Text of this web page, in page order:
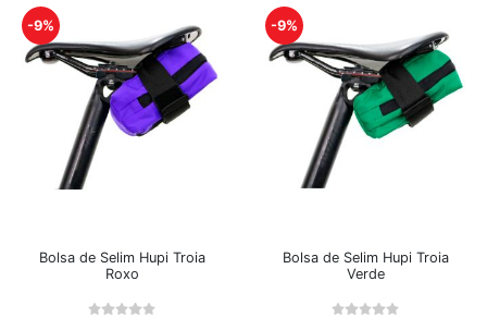
-9%
Bolsa de Selim Hupi Troia
Roxo
-9%
Bolsa de Selim Hupi Troia
Verde